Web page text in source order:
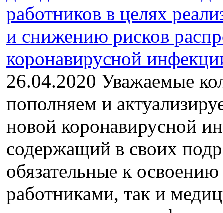
26.04.2020 Уважаемые
пополняем и
новой коронавирусной
содержащий в своих
обязательные к
работниками, так и